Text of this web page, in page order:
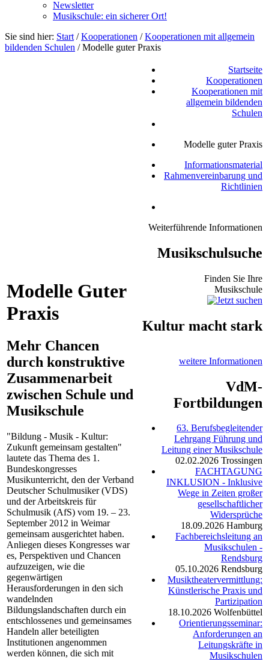
Newsletter
Musikschule: ein sicherer Ort!
Sie sind hier: Start /Kooperationen /Kooperationen mit allgemein
bildenden Schulen /Modelle guter Praxis
Modelle Guter
Praxis
Mehr Chancen
durch konstruktive
Zusammenarbeit
zwischen Schule und
Musikschule
"Bildung - Musik - Kultur:
Zukunft gemeinsam gestalten"
lautete das Thema des 1.
Bundeskongresses
Musikunterricht, den der Verband
Deutscher Schulmusiker (VDS)
und der Arbeitskreis für
Schulmusik (AfS) vom 19. – 23.
September 2012 in Weimar
gemeinsam ausgerichtet haben.
Anliegen dieses Kongresses war
es, Perspektiven und Chancen
aufzuzeigen, wie die
gegenwärtigen
Herausforderungen in den sich
wandelnden
Bildungslandschaften durch ein
entschlossenes und gemeinsames
Handeln aller beteiligten
Institutionen angenommen
werden können, die sich mit
Startseite
Kooperationen
Kooperationen mit
allgemein bildenden
Schulen
Modelle guter Praxis
Informationsmaterial
Rahmenvereinbarung und
Richtlinien
Weiterführende Informationen
Musikschulsuche
Finden Sie Ihre
Musikschule
Kultur macht stark
weitere Informationen
VdM-
Fortbildungen
63. Berufsbegleitender
Lehrgang Führung und
Leitung einer Musikschule
02.02.2026 Trossingen
FACHTAGUNG
INKLUSION - Inklusive
Wege in Zeiten großer
gesellschaftlicher
Widersprüche
18.09.2026 Hamburg
Fachbereichsleitung an
Musikschulen -
Rendsburg
05.10.2026 Rendsburg
Musiktheatervermittlung:
Künstlerische Praxis und
Partizipation
18.10.2026 Wolfenbüttel
Orientierungsseminar:
Anforderungen an
Leitungskräfte in
Musikschulen